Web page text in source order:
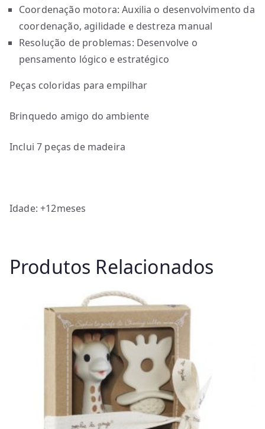
Coordenação motora: Auxilia o desenvolvimento da
coordenação, agilidade e destreza manual
Resolução de problemas: Desenvolve o
pensamento lógico e estratégico
Peças coloridas para empilhar
Brinquedo amigo do ambiente
Inclui 7 peças de madeira
Idade: +12meses
Produtos Relacionados